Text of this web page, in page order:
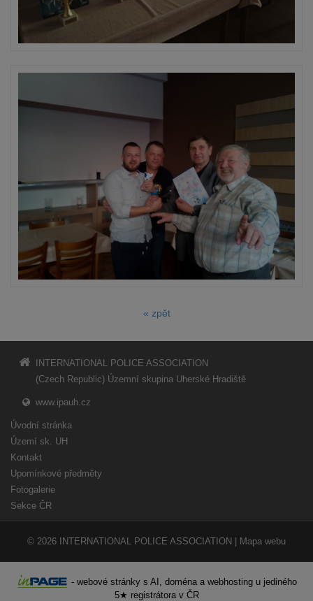
« zpět
INTERNATIONAL POLICE ASSOCIATION
(Czech Republic) Územní skupina Uherské Hradiště
www.ipauh.cz
Úvodní stránka
Území sk. UH
Kontakt
Upomínkové předměty
Fotogalerie
Sekce ČR
© 2026 INTERNATIONAL POLICE ASSOCIATION Mapa webu
- webové stránkys AI, doménaa webhostingu jediného
5★ registrátora v ČR